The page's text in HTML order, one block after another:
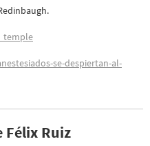
se-despiertan-al-
Félix Ruiz